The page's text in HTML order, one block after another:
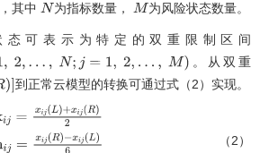
，其中 N 为指标数量， M 为风险状态数量。
态可表示为特定的双重限制区间
; =1 , 2 , … , M)
。从双重
到正常云模型的转换可通过式（2）实现。
xijL+x ijR2Enij=xijR （2）